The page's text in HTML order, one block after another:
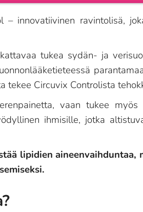
innovatiivinen ravintolisä,
tukea sydän- ja
Circuvix Controlista
vaan tukee
ihmisille, jotka
lipidien aineenvaihduntaa,